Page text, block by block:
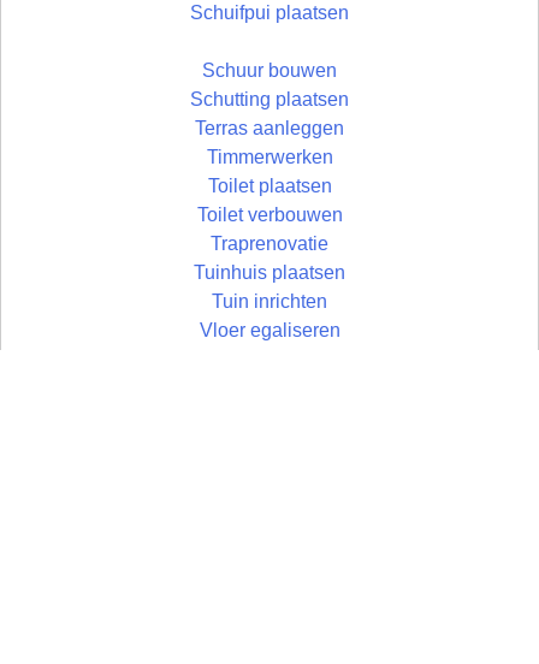
Schuifpui plaatsen
Schuur bouwen
Schutting plaatsen
Terras aanleggen
Timmerwerken
Toilet plaatsen
Toilet verbouwen
Traprenovatie
Tuinhuis plaatsen
Tuin inrichten
Vloer egaliseren